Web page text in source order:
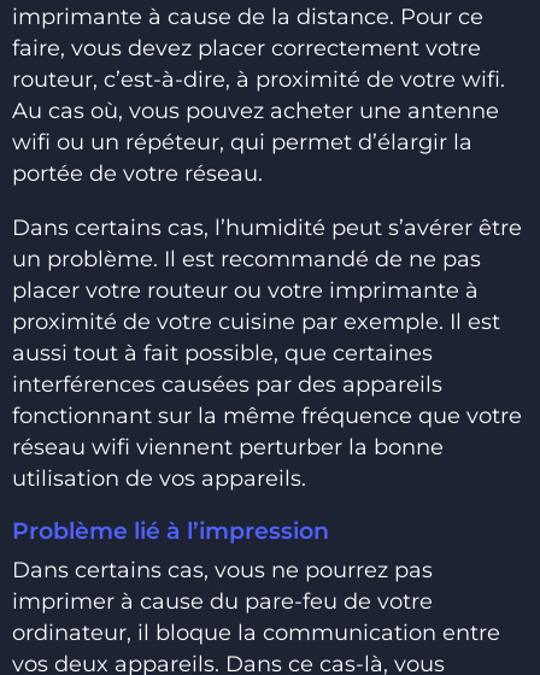
imprimante à cause de la distance. Pour ce
faire, vous devez placer correctement votre
routeur, c’est-à-dire, à proximité de votre wifi.
Au cas où, vous pouvez acheter une antenne
wifi ou un répéteur, qui permet d’élargir la
portée de votre réseau.
Dans certains cas, l’humidité peut s’avérer être
un problème. Il est recommandé de ne pas
placer votre routeur ou votre imprimante à
proximité de votre cuisine par exemple. Il est
aussi tout à fait possible, que certaines
interférences causées par des appareils
fonctionnant sur la même fréquence que votre
réseau wifi viennent perturber la bonne
utilisation de vos appareils.
Problème lié à l’impression
Dans certains cas, vous ne pourrez pas
imprimer à cause du pare-feu de votre
ordinateur, il bloque la communication entre
vos deux appareils. Dans ce cas-là, vous